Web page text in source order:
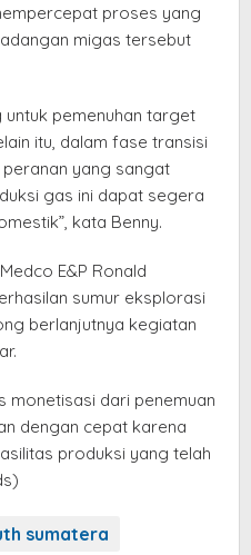
proses yang
migas tersebut
untuk pemenuhan target
itu, dalam fase transisi
yang sangat
gas ini dapat segera
kata Benny.
E&P Ronald
sumur eksplorasi
berlanjutnya kegiatan
monetisasi dari penemuan
dengan cepat karena
produksi yang telah
sumatera